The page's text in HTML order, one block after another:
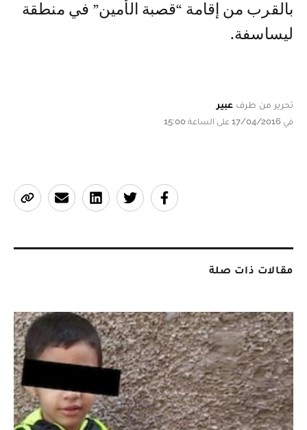
بالقرب من إقامة “قصبة الأمين” في منطقة
ليساسفة.
تحرير من طرف عبير
في 17/04/2016 على الساعة 15:00
مقالات ذات صلة